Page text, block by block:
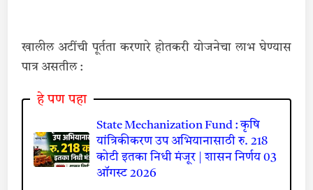
खालील अटींची पूर्तता करणारे होतकरी योजनेचा लाभ घेण्यास
पात्र असतील :
हे पण पहा
State Mechanization Fund : कृषि
यांत्रिकीकरण उप अभियानासाठी रु. 218
कोटी इतका निधी मंजूर | शासन निर्णय 03
ऑगस्ट 2026